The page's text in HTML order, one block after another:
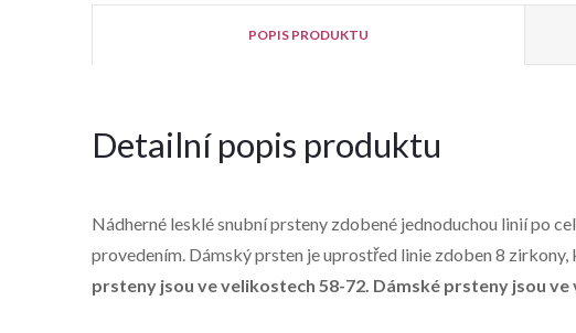
POPIS PRODUKTU
Detailní popis produktu
Nádherné lesklé snubní prsteny zdobené jednoduchou linií po
provedením. Dámský prsten je uprostřed linie zdoben 8
prsteny jsou ve velikostech 58-72. Dámské prsteny jsou ve